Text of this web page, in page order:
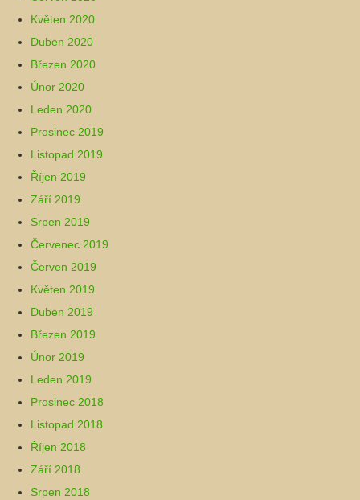
Květen 2020
Duben 2020
Březen 2020
Únor 2020
Leden 2020
Prosinec 2019
Listopad 2019
Říjen 2019
Září 2019
Srpen 2019
Červenec 2019
Červen 2019
Květen 2019
Duben 2019
Březen 2019
Únor 2019
Leden 2019
Prosinec 2018
Listopad 2018
Říjen 2018
Září 2018
Srpen 2018